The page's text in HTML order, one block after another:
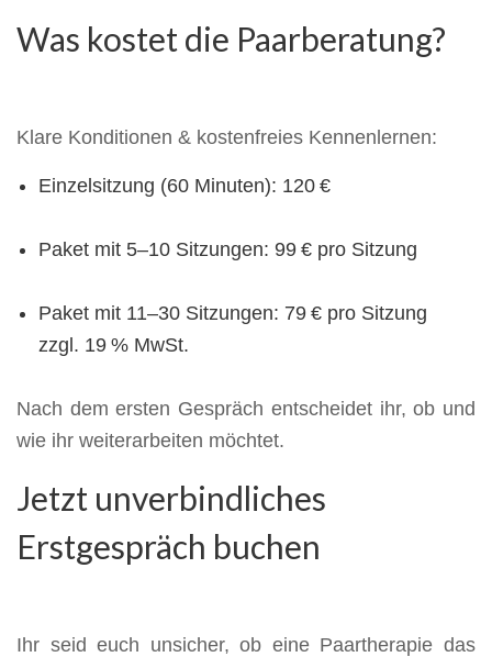
Was kostet die Paarberatung?
Klare Konditionen & kostenfreies Kennenlernen:
Einzelsitzung (60 Minuten): 120 €
Paket mit 5–10 Sitzungen: 99 € pro Sitzung
Paket mit 11–30 Sitzungen: 79 € pro Sitzung
zzgl. 19 % MwSt.
Nach dem ersten Gespräch entscheidet ihr, ob und
wie ihr weiterarbeiten möchtet.
Jetzt unverbindliches
Erstgespräch buchen
Ihr seid euch unsicher, ob eine Paartherapie das